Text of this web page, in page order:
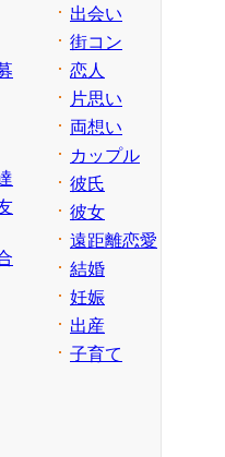
出会い
街コン
恋人
片思い
両想い
カップル
彼氏
彼女
遠距離恋愛
結婚
妊娠
出産
子育て